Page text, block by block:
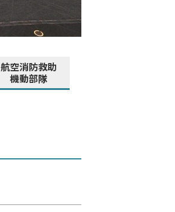
航空消防救助
機動部隊